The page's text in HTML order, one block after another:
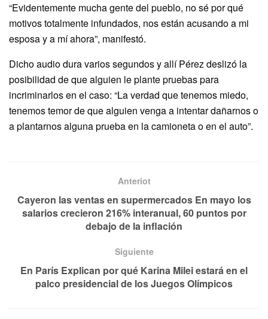
“Evidentemente mucha gente del pueblo, no sé por qué
motivos totalmente infundados, nos están acusando a mi
esposa y a mí ahora”, manifestó.
Dicho audio dura varios segundos y allí Pérez deslizó la
posibilidad de que alguien le plante pruebas para
incriminarlos en el caso: “La verdad que tenemos miedo,
tenemos temor de que alguien venga a intentar dañarnos o
a plantarnos alguna prueba en la camioneta o en el auto”.
Anteriot
Cayeron las ventas en supermercados En mayo los
salarios crecieron 216% interanual, 60 puntos por
debajo de la inflación
Siguiente
En París Explican por qué Karina Milei estará en el
palco presidencial de los Juegos Olímpicos